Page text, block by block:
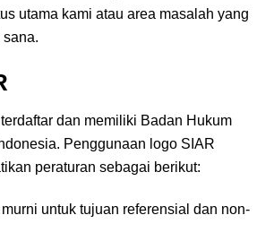
utama kami atau area masalah yang
dan memiliki Badan Hukum
Penggunaan logo SIAR
peraturan sebagai berikut:
untuk tujuan referensial dan non-